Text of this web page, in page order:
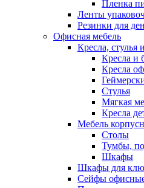
Пленка
Ленты
Резинки для
Офисная мебель
Кресла, стулья
Кресла и
Кресла
Стулья
Мягкая
Кресла
Мебель
Столы
Тумбы,
Шкафы
Шкафы для
Сейфы